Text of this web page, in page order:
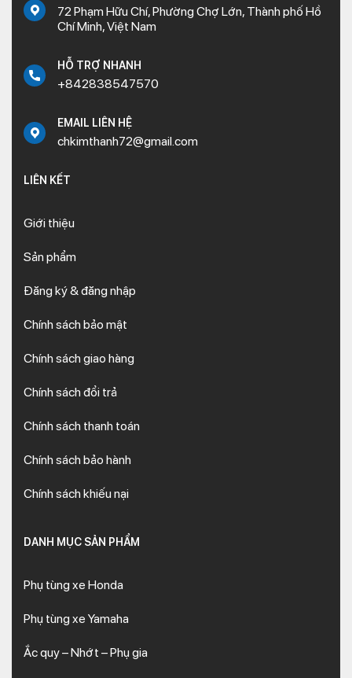
72 Phạm Hữu Chí, Phường Chợ Lớn, Thành phố Hồ
Chí Minh, Việt Nam
HỖ TRỢ NHANH
+842838547570
EMAIL LIÊN HỆ
chkimthanh72@gmail.com
LIÊN KẾT
Giới thiệu
Sản phẩm
Đăng ký & đăng nhập
Chính sách bảo mật
Chính sách giao hàng
Chính sách đổi trả
Chính sách thanh toán
Chính sách bảo hành
Chính sách khiếu nại
DANH MỤC SẢN PHẨM
Phụ tùng xe Honda
Phụ tùng xe Yamaha
Ắc quy – Nhớt – Phụ gia